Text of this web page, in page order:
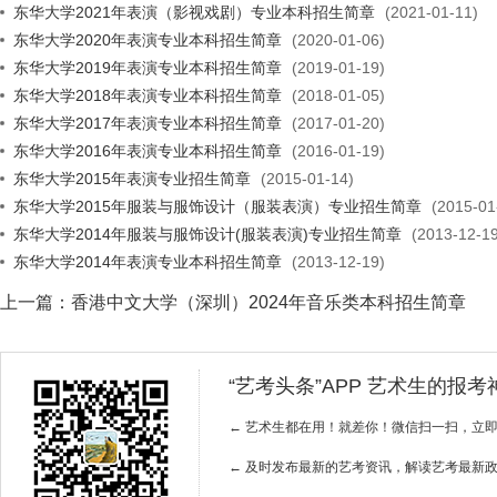
东华大学2021年表演（影视戏剧）专业本科招生简章
(2021-01-11)
东华大学2020年表演专业本科招生简章
(2020-01-06)
东华大学2019年表演专业本科招生简章
(2019-01-19)
东华大学2018年表演专业本科招生简章
(2018-01-05)
东华大学2017年表演专业本科招生简章
(2017-01-20)
东华大学2016年表演专业本科招生简章
(2016-01-19)
东华大学2015年表演专业招生简章
(2015-01-14)
东华大学2015年服装与服饰设计（服装表演）专业招生简章
(2015-
东华大学2014年服装与服饰设计(服装表演)专业招生简章
(2013-12-
东华大学2014年表演专业本科招生简章
(2013-12-19)
上一篇： 香港中文大学（深圳）2024年音乐类本科招生简章
“艺考头条”APP 艺术生的报
← 艺术生都在用！就差你！微信扫一扫，立
← 及时发布最新的艺考资讯，解读艺考最新